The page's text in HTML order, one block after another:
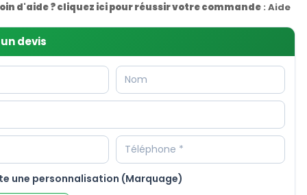
d'aide ? cliquez ici pour réussir votre commande: Aide
devis
une personnalisation (Marquage)